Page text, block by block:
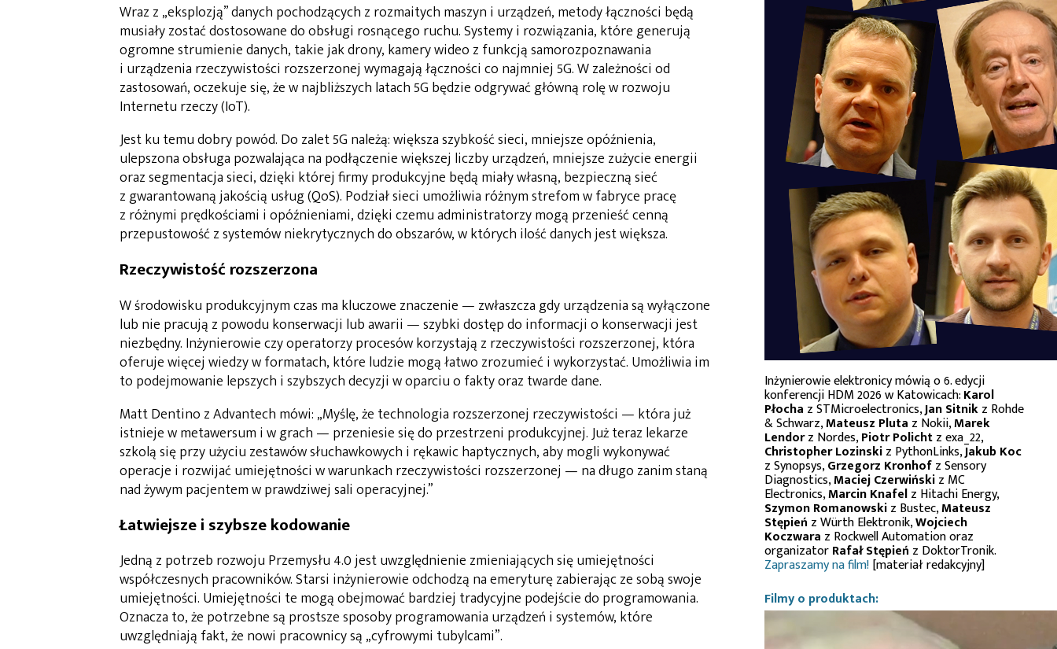
Wraz z „eksplozją” danych pochodzących z rozmaitych maszyn i urządzeń, metody łączności będą
musiały zostać dostosowane do obsługi rosnącego ruchu. Systemy i rozwiązania, które generują
ogromne strumienie danych, takie jak drony, kamery wideo z funkcją samorozpoznawania
i urządzenia rzeczywistości rozszerzonej wymagają łączności co najmniej 5G. W zależności od
zastosowań, oczekuje się, że w najbliższych latach 5G będzie odgrywać główną rolę w rozwoju
Internetu rzeczy (IoT).
Jest ku temu dobry powód. Do zalet 5G należą: większa szybkość sieci, mniejsze opóźnienia,
ulepszona obsługa pozwalająca na podłączenie większej liczby urządzeń, mniejsze zużycie energii
oraz segmentacja sieci, dzięki której firmy produkcyjne będą miały własną, bezpieczną sieć
z gwarantowaną jakością usług (QoS). Podział sieci umożliwia różnym strefom w fabryce pracę
z różnymi prędkościami i opóźnieniami, dzięki czemu administratorzy mogą przenieść cenną
przepustowość z systemów niekrytycznych do obszarów, w których ilość danych jest większa.
Rzeczywistość rozszerzona
W środowisku produkcyjnym czas ma kluczowe znaczenie — zwłaszcza gdy urządzenia są wyłączone
lub nie pracują z powodu konserwacji lub awarii — szybki dostęp do informacji o konserwacji jest
niezbędny. Inżynierowie czy operatorzy procesów korzystają z rzeczywistości rozszerzonej, która
oferuje więcej wiedzy w formatach, które ludzie mogą łatwo zrozumieć i wykorzystać. Umożliwia im
to podejmowanie lepszych i szybszych decyzji w oparciu o fakty oraz twarde dane.
Matt Dentino z Advantech mówi: „Myślę, że technologia rozszerzonej rzeczywistości — która już
istnieje w metawersum i w grach — przeniesie się do przestrzeni produkcyjnej. Już teraz lekarze
szkolą się przy użyciu zestawów słuchawkowych i rękawic haptycznych, aby mogli wykonywać
operacje i rozwijać umiejętności w warunkach rzeczywistości rozszerzonej — na długo zanim staną
nad żywym pacjentem w prawdziwej sali operacyjnej.”
Łatwiejsze i szybsze kodowanie
Jedną z potrzeb rozwoju Przemysłu 4.0 jest uwzględnienie zmieniających się umiejętności
współczesnych pracowników. Starsi inżynierowie odchodzą na emeryturę zabierając ze sobą swoje
umiejętności. Umiejętności te mogą obejmować bardziej tradycyjne podejście do programowania.
Oznacza to, że potrzebne są prostsze sposoby programowania urządzeń i systemów, które
uwzględniają fakt, że nowi pracownicy są „cyfrowymi tubylcami”.
Inżynierowie elektronicy mówią o 6. edycji
konferencji HDM 2026 w Katowicach:Karol
Płocha z STMicroelectronics,Jan Sitnikz Rohde
& Schwarz,Mateusz Pluta z Nokii,Marek
Lendorz Nordes,Piotr Polichtz exa_22,
Christopher Lozinskiz PythonLinks,Jakub Koc
z Synopsys,Grzegorz Kronhofz Sensory
Diagnostics,Maciej Czerwińskiz MC
Electronics,Marcin Knafelz Hitachi Energy,
Szymon Romanowskiz Bustec,Mateusz
Stępień z Würth Elektronik,Wojciech
Koczwara z Rockwell Automation oraz
organizatorRafał Stępień z DoktorTronik.
Zapraszamy na film![materiał redakcyjny]
Filmy o produktach: